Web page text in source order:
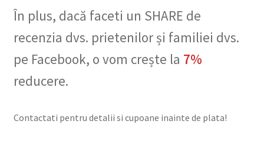
În plus, dacă faceti un SHARE de
recenzia dvs. prietenilor și familiei dvs.
pe Facebook, o vom crește la 7%
reducere.
Contactati pentru detalii si cupoane inainte de plata!